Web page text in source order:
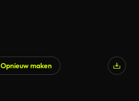
Opnieuw maken